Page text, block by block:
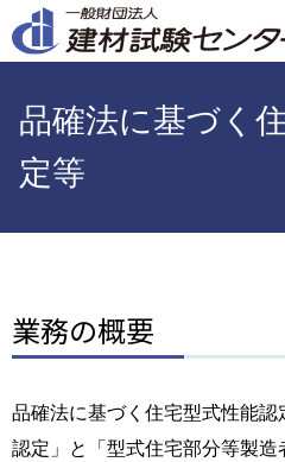
イ
品確法に基づく
定等
業務の概要
品確法に基づく住宅型式性能
認定」と「型式住宅部分等製造